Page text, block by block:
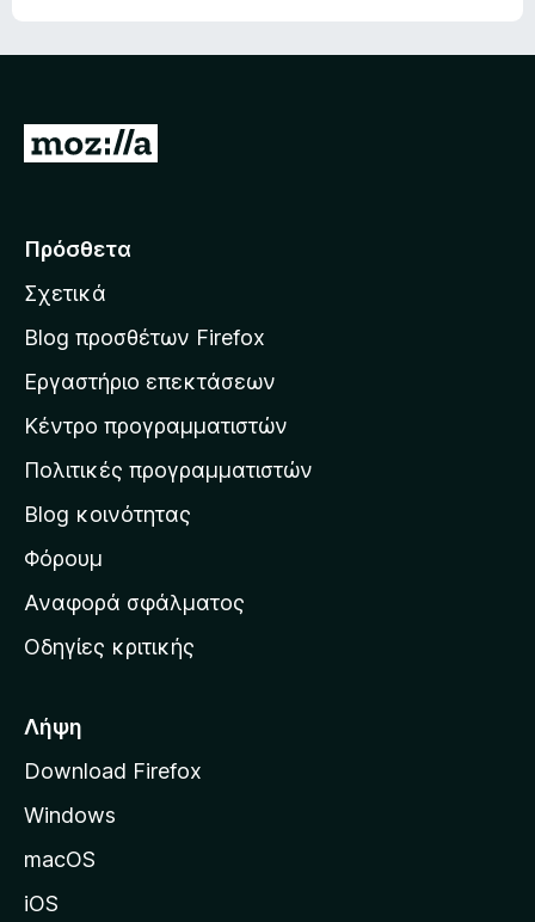
Μ
ά
α
σ
σ
τ
η
α
ρ
χ
κ
σ
λ
ί
τ
Πρόσθετα
Σχετικά
Blog προσθέτων Firefox
Εργαστήριο επεκτάσεων
Κέντρο προγραμματιστών
Πολιτικές προγραμματιστών
Blog κοινότητας
Φόρουμ
Αναφορά σφάλματος
Οδηγίες κριτικής
Λήψη
Download Firefox
Windows
macOS
iOS